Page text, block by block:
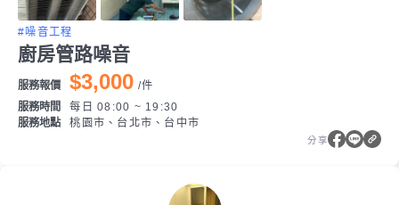
#噪音工程
廚房管路噪音
服務報價 $3,000 /件
服務時間
每日 08:00 ~ 19:30
服務地點
桃園市、台北市、台中市
分享